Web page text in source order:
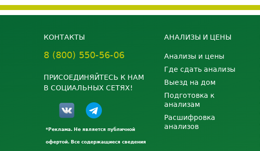
КОНТАКТЫ
8 (800) 550-56-06
ПРИСОЕДИНЯЙТЕСЬ К НАМ
В СОЦИАЛЬНЫХ СЕТЯХ!
*Реклама. Не является публичной
офертой. Все содержащиеся сведения
АНАЛИЗЫ И ЦЕНЫ
Анализы и цены
Где сдать анализы
Выезд на дом
Подготовка к
анализам
Расшифровка
анализов